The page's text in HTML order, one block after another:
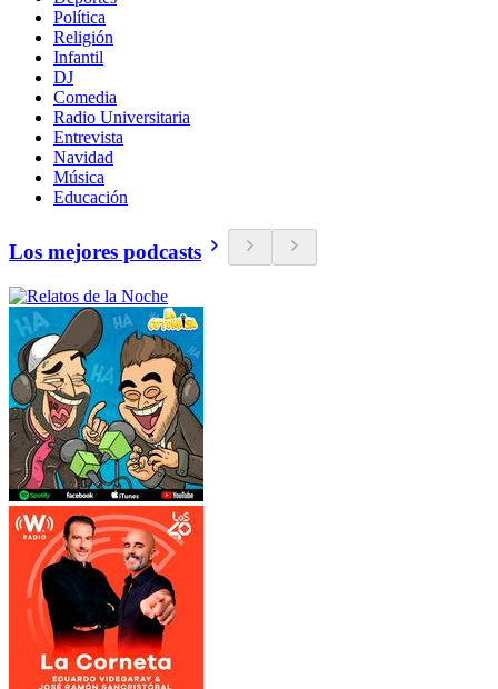
Política
Religión
Infantil
DJ
Comedia
Radio Universitaria
Entrevista
Navidad
Música
Educación
Los mejores podcasts